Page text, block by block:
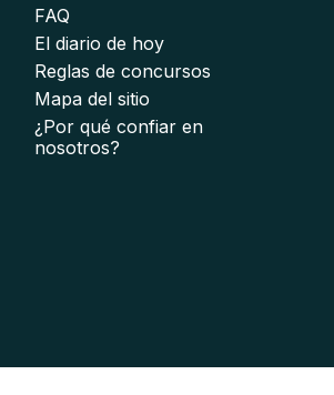
FAQ
El diario de hoy
Reglas de concursos
Mapa del sitio
¿Por qué confiar en
nosotros?